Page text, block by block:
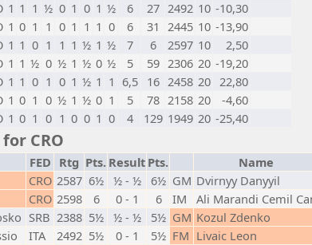
1 1 1 ½ 0 1 0 1 ½ 6 27 2492 10 -10,30
1 0 1 1 0 1 1 1 0 6 31 2445 10 -13,90
1 1 0 1 1 1 ½ 1 ½ 7 6 2597 10
2,50
1 1 ½ 0 ½ 1 ½ 0 ½ 5 59 2306 20 -19,20
1 1 0 1 0 1 ½ 1 1 6,5 16 2458 20 22,80
1 0 1 0 ½ 1 ½ 0 1 5 78 2158 20
-4,60
1 0 1 0 1 0 0 1 0 4 129 1949 20 -25,40
CRO
FED Rtg Pts. Result Pts. Name
CRO 2587 6½ ½ - ½ 6½ GM Dvirnyy Danyyil
CRO 2598 6 0 - 1 6 IM Ali Marandi Cemil
SRB 2388 5½ ½ - ½ 5½ GM Kozul Zdenko
ITA 2492 5½ 0 - 1 5½ FM Livaic Leon